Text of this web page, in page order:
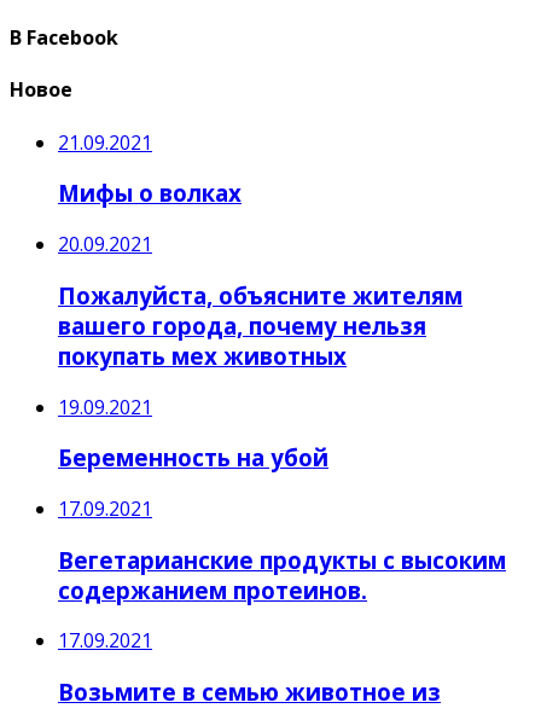
В Facebook
Новое
21.09.2021
Мифы о волках
20.09.2021
Пожалуйста, объясните жителям
вашего города, почему нельзя
покупать мех животных
19.09.2021
Беременность на убой
17.09.2021
Вегетарианские продукты с высоким
содержанием протеинов.
17.09.2021
Возьмите в семью животное из